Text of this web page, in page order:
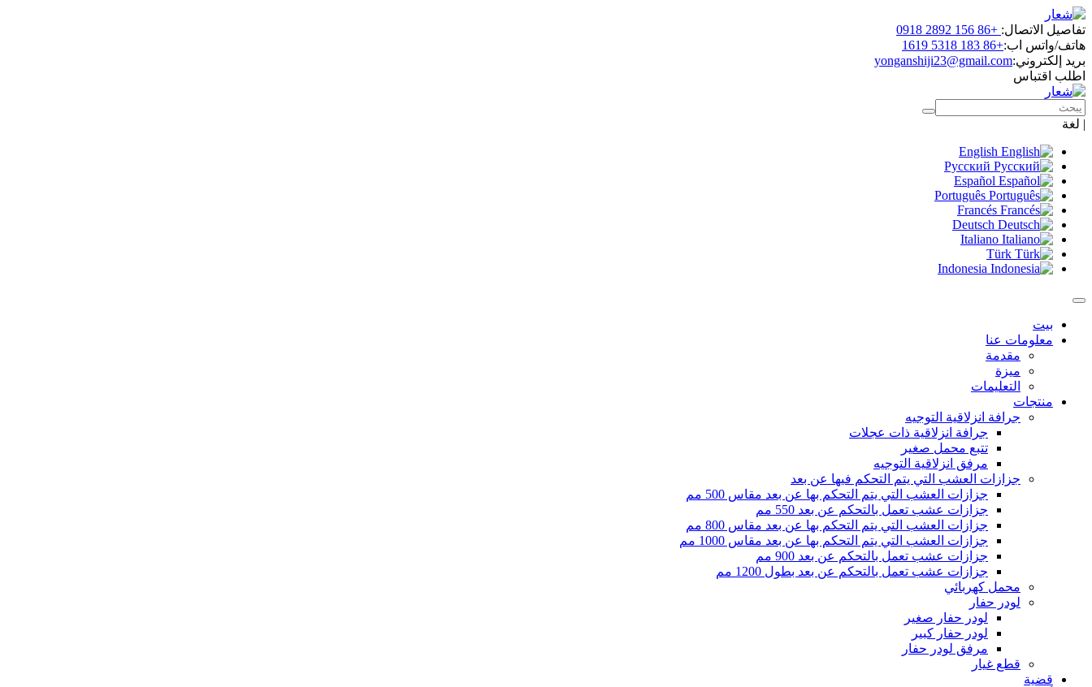
تفاصيل الاتصال: +86 156 2892 0918
هاتف/واتس اب:+86 183 5318 1619
بريد إلكتروني:yonganshiji23@gmail.com
اطلب اقتباس
| لغة
بيت
معلومات عنا
مقدمة
ميزة
التعليمات
منتجات
جرافة انزلاقية التوجيه
جرافة انزلاقية ذات عجلات
تتبع محمل صغير
مرفق انزلاقية التوجيه
جزازات العشب التي يتم التحكم فيها عن بعد
جزازات العشب التي يتم التحكم بها عن بعد مقاس 500 مم
جزازات عشب تعمل بالتحكم عن بعد 550 مم
جزازات العشب التي يتم التحكم بها عن بعد مقاس 800 مم
جزازات العشب التي يتم التحكم بها عن بعد مقاس 1000 مم
جزازات عشب تعمل بالتحكم عن بعد 900 مم
جزازات عشب تعمل بالتحكم عن بعد بطول 1200 مم
محمل كهربائي
لودر حفار
لودر حفار صغير
لودر حفار كبير
مرفق لودر حفار
قطع غيار
قضية